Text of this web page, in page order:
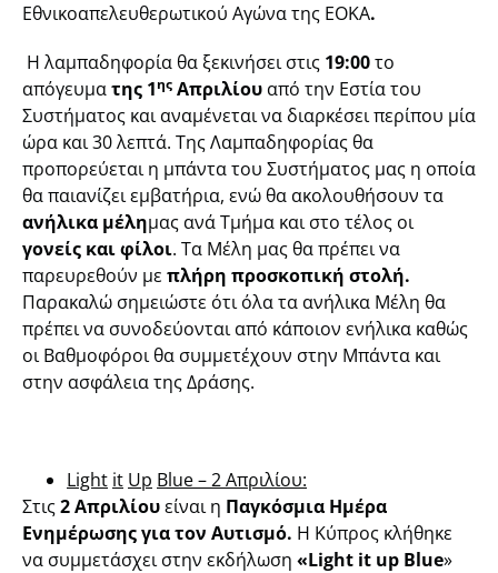
Εθνικοαπελευθερωτικού Αγώνα της ΕΟΚΑ.
Η λαμπαδηφορία θα ξεκινήσει στις 19:00το
απόγευματης 1ης Απριλίουαπό την Εστία του
Συστήματος και αναμένεται να διαρκέσει περίπου μία
ώρα και 30 λεπτά. Της Λαμπαδηφορίας θα
προπορεύεται η μπάντα του Συστήματος μας η οποία
θα παιανίζει εμβατήρια, ενώ θα ακολουθήσουν τα
ανήλικα μέλημας ανά Τμήμα και στο τέλος οι
γονείς και φίλοι. Τα Μέλη μας θα πρέπει να
παρευρεθούν με πλήρη προσκοπική στολή.
Παρακαλώ σημειώστε ότι όλα τα ανήλικα Μέλη θα
πρέπει να συνοδεύονται από κάποιον ενήλικα καθώς
οι Βαθμοφόροι θα συμμετέχουν στην Μπάντα και
στην ασφάλεια της Δράσης.
Light it Up Blue– 2Απριλίου:
Στις2 Απριλίουείναι η Παγκόσμια Ημέρα
Ενημέρωσης για τον Αυτισμό. Η Κύπρος κλήθηκε
να συμμετάσχει στην εκδήλωση «Light it up Blue»